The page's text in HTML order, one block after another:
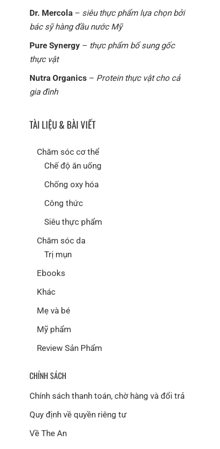
Dr. Mercola – siêu thực phẩm lựa chọn bởi
bác sỹ hàng đầu nước Mỹ
Pure Synergy – thực phẩm bổ sung gốc
thực vật
Nutra Organics – Protein thực vật cho cả
gia đình
TÀI LIỆU & BÀI VIẾT
Chăm sóc cơ thể
Chế độ ăn uống
Chống oxy hóa
Công thức
Siêu thực phẩm
Chăm sóc da
Trị mụn
Ebooks
Khác
Mẹ và bé
Mỹ phẩm
Review Sản Phẩm
CHÍNH SÁCH
Chính sách thanh toán, chờ hàng và đổi trả
Quy định về quyền riêng tư
Về The An